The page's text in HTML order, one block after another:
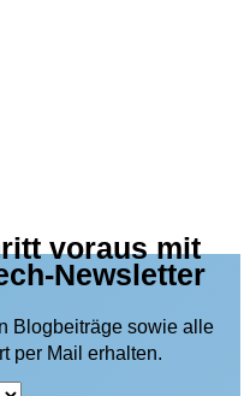
voraus mit
Newsletter
Blogbeiträge sowie alle
per Mail erhalten.